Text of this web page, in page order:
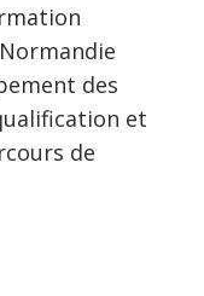
des
et
de